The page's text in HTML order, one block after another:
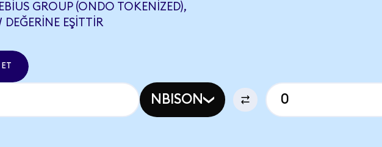
GROUP (ONDO TOKENIZED),
EŞITTIR
NBISON